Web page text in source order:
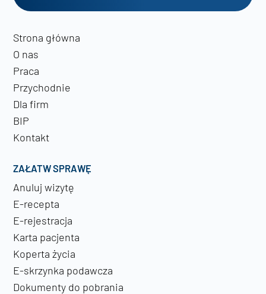
Strona główna
O nas
Praca
Przychodnie
Dla firm
BIP
Kontakt
ZAŁATW SPRAWĘ
Anuluj wizytę
E-recepta
E-rejestracja
Karta pacjenta
Koperta życia
E-skrzynka podawcza
Dokumenty do pobrania